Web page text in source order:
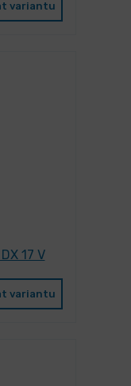
variantu
17 V
variantu